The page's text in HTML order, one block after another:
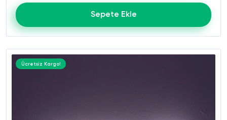
Sepete Ekle
Ücretsiz Kargo!